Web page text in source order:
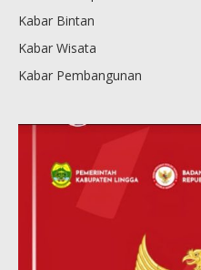
Kabar Bintan
Kabar Wisata
Kabar Pembangunan